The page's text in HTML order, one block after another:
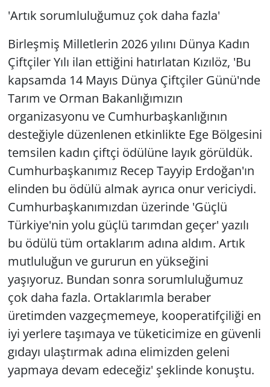
'Artık sorumluluğumuz çok daha fazla'
Birleşmiş Milletlerin 2026 yılını Dünya Kadın
Çiftçiler Yılı ilan ettiğini hatırlatan Kızılöz, 'Bu
kapsamda 14 Mayıs Dünya Çiftçiler Günü'nde
Tarım ve Orman Bakanlığımızın
organizasyonu ve Cumhurbaşkanlığının
desteğiyle düzenlenen etkinlikte Ege Bölgesini
temsilen kadın çiftçi ödülüne layık görüldük.
Cumhurbaşkanımız Recep Tayyip Erdoğan'ın
elinden bu ödülü almak ayrıca onur vericiydi.
Cumhurbaşkanımızdan üzerinde 'Güçlü
Türkiye'nin yolu güçlü tarımdan geçer' yazılı
bu ödülü tüm ortaklarım adına aldım. Artık
mutluluğun ve gururun en yükseğini
yaşıyoruz. Bundan sonra sorumluluğumuz
çok daha fazla. Ortaklarımla beraber
üretimden vazgeçmemeye, kooperatifçiliği en
iyi yerlere taşımaya ve tüketicimize en güvenli
gıdayı ulaştırmak adına elimizden geleni
yapmaya devam edeceğiz' şeklinde konuştu.